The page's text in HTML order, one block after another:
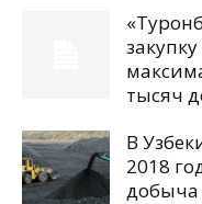
тысяч
В
2018
добыча